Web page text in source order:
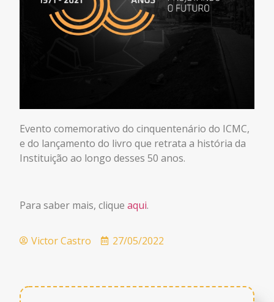
Evento comemorativo do cinquentenário do ICMC,
e do lançamento do livro que retrata a história da
Instituição ao longo desses 50 anos.
Para saber mais, clique aqui.
Victor Castro 27/05/2022